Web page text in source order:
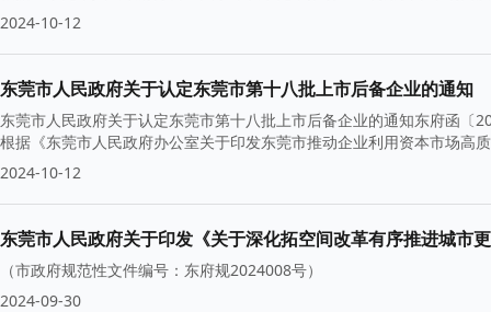
2024-10-12
东莞市人民政府关于认定东莞市第十八批上市后备企业的通知
东莞市人民政府关于认定东莞市第十八批上市后备企业的通知东府
根据《东莞市人民政府办公室关于印发东莞市推动企业利用资本市场高
2024-10-12
东莞市人民政府关于印发《关于深化拓空间改革有序推进城市
（市政府规范性文件编号：东府规2024008号）
2024-09-30